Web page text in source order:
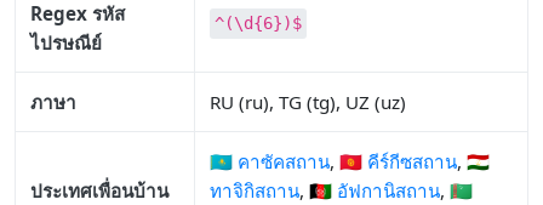
Regex รหัส
ไปรษณีย์
^(\d{6})$
ภาษา RU (ru), TG (tg), UZ (uz)
ประเทศเพื่อนบ้าน
🇰🇿 คาซัคสถาน, 🇰🇬 คีร์กีซสถาน, 🇹🇯
ทาจิกิสถาน, 🇦🇫 อัฟกานิสถาน, 🇹🇲